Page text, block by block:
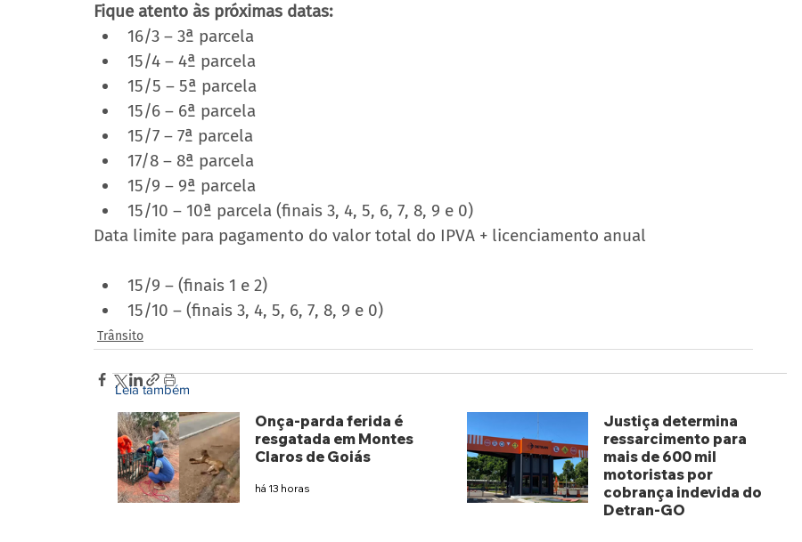
Fique atento às próximas datas:
16/3 – 3ª parcela
15/4 – 4ª parcela
15/5 – 5ª parcela
15/6 – 6ª parcela
15/7 – 7ª parcela
17/8 – 8ª parcela
15/9 – 9ª parcela
15/10 – 10ª parcela (finais 3, 4, 5, 6, 7, 8, 9 e 0)
Data limite para pagamento do valor total do IPVA + licenciamento anual
15/9 – (finais 1 e 2)
15/10 – (finais 3, 4, 5, 6, 7, 8, 9 e 0)
Trânsito
Leia também
Onça-parda ferida é
resgatada em Montes
Claros de Goiás
há 13 horas
Justiça determina
ressarcimento para
mais de 600 mil
motoristas por
cobrança indevida do
Detran-GO